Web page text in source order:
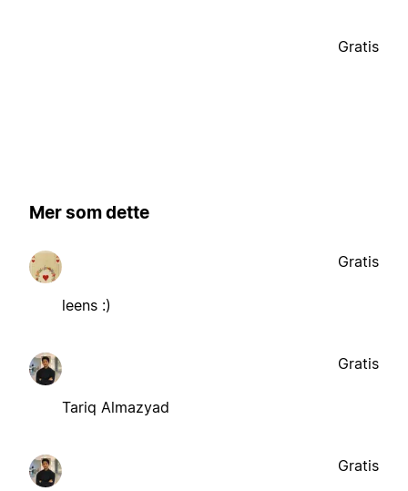
Gratis
Mer som dette
leens :)
Gratis
Tariq Almazyad
Gratis
Gratis